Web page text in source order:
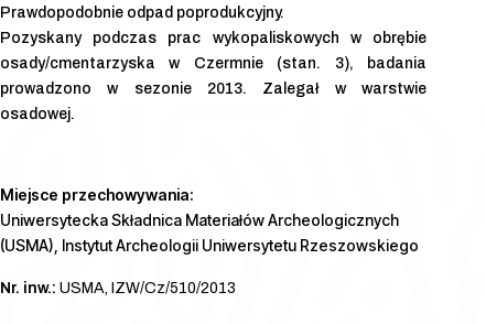
Prawdopodobnie odpad poprodukcyjny.
Pozyskany podczas prac wykopaliskowych w obrębie
osady/cmentarzyska w Czermnie (stan. 3), badania
prowadzono w sezonie 2013. Zalegał w warstwie
osadowej.
Miejsce przechowywania:
Uniwersytecka Składnica Materiałów Archeologicznych
(USMA), Instytut Archeologii Uniwersytetu Rzeszowskiego
Nr. inw.: USMA, IZW/Cz/510/2013